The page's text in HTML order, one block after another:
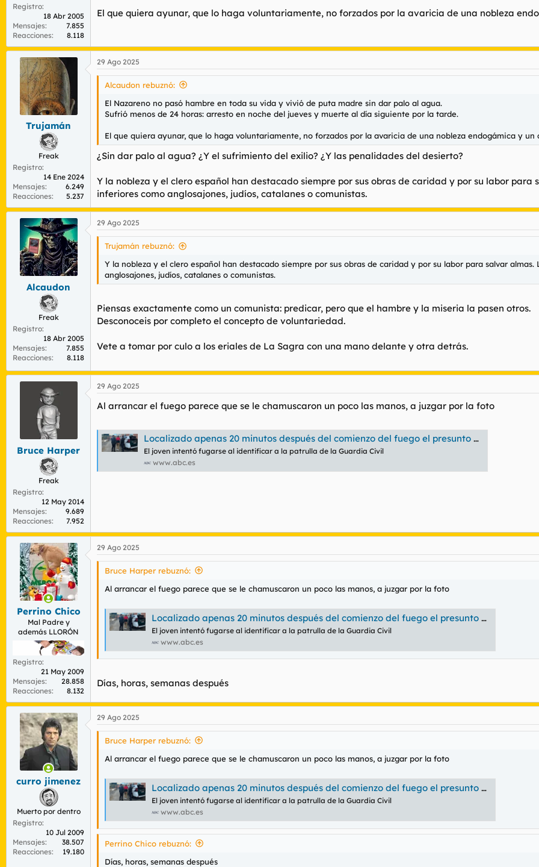
Registro
18 Abr 2005
Mensajes
7.855
Reacciones
8.118
El que quiera ayunar, que lo haga voluntariamente, no forzados por la avaricia de una nobleza
Trujamán
Freak
Registro
14 Ene 2024
Mensajes
6.249
Reacciones
5.237
29 Ago 2025
Alcaudon rebuznó:
El Nazareno no pasó hambre en toda su vida y vivió de puta madre sin dar palo al agua.
Sufrió menos de 24 horas: arresto en noche del jueves y muerte al día siguiente por la tarde.
El que quiera ayunar, que lo haga voluntariamente, no forzados por la avaricia de una nobleza endogámica y un
¿Sin dar palo al agua? ¿Y el sufrimiento del exilio? ¿Y las penalidades del desierto?
Y la nobleza y el clero español han destacado siempre por sus obras de caridad y por su labor
inferiores como anglosajones, judíos, catalanes o comunistas.
Alcaudon
Freak
Registro
18 Abr 2005
Mensajes
7.855
Reacciones
8.118
29 Ago 2025
Trujamán rebuznó:
Y la nobleza y el clero español han destacado siempre por sus obras de caridad y por su labor para salvar
anglosajones, judíos, catalanes o comunistas.
Piensas exactamente como un comunista: predicar, pero que el hambre y la miseria la pasen otros.
Desconoceis por completo el concepto de voluntariedad.
Vete a tomar por culo a los eriales de La Sagra con una mano delante y otra detrás.
Bruce Harper
Freak
Registro
12 May 2014
Mensajes
9.689
Reacciones
7.952
29 Ago 2025
Al arrancar el fuego parece que se le chamuscaron un poco las manos, a juzgar por la foto
Localizado apenas 20 minutos después del comienzo del fuego el presunto pirómano de Berlanga del Bierzo
El joven intentó fugarse al identificar a la patrulla de la Guardia Civil
www.abc.es
Perrino Chico
Mal Padre y
además LLORÓN
Registro
21 May 2009
Mensajes
28.858
Reacciones
8.132
29 Ago 2025
Bruce Harper rebuznó:
Al arrancar el fuego parece que se le chamuscaron un poco las manos, a juzgar por la foto
Localizado apenas 20 minutos después del comienzo del fuego el presunto pirómano de Berlanga del Bierzo
El joven intentó fugarse al identificar a la patrulla de la Guardia Civil
www.abc.es
Días, horas, semanas después
curro jimenez
Muerto por dentro
Registro
10 Jul 2009
Mensajes
38.507
Reacciones
19.180
29 Ago 2025
Bruce Harper rebuznó:
Al arrancar el fuego parece que se le chamuscaron un poco las manos, a juzgar por la foto
Localizado apenas 20 minutos después del comienzo del fuego el presunto pirómano de Berlanga del Bierzo
El joven intentó fugarse al identificar a la patrulla de la Guardia Civil
www.abc.es
Perrino Chico rebuznó:
Días, horas, semanas después